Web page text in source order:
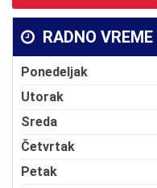
RADNO VREME
Ponedeljak
Utorak
Sreda
Četvrtak
Petak